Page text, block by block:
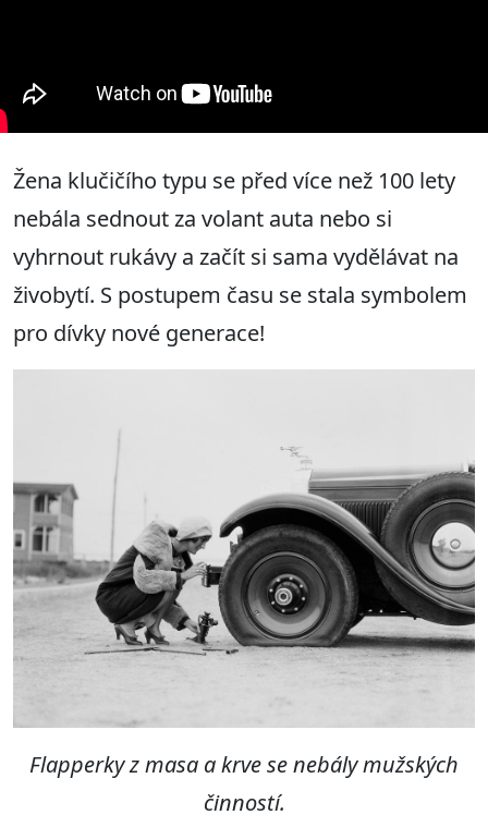
Žena klučičího typu se před více než 100 lety
nebála sednout za volant auta nebo si
vyhrnout rukávy a začít si sama vydělávat na
živobytí. S postupem času se stala symbolem
pro dívky nové generace!
Flapperkyz masa a krve se nebály mužských
činností.